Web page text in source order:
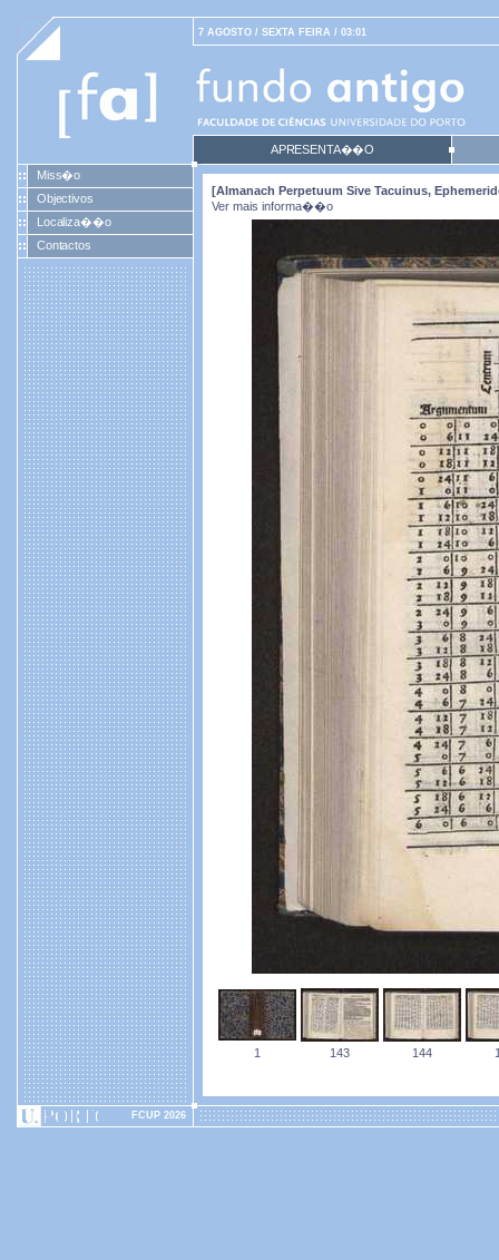
7 AGOSTO / SEXTA FEIRA / 03:01
APRESENTA��O
Miss�o
Objectivos
Localiza��o
Contactos
[Almanach Perpetuum Sive Tacuinus,
Ver mais informa��o
1 143 144
FCUP 2026